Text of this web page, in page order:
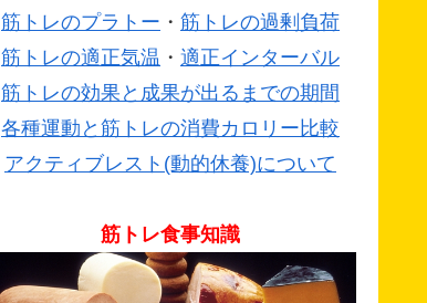
筋トレのプラトー ・ 筋トレの過剰負荷
筋トレの適正気温 ・ 適正インターバル
筋トレの効果と成果が出るまでの期間
各種運動と筋トレの消費カロリー比較
アクティブレスト(動的休養)について
筋トレ食事知識